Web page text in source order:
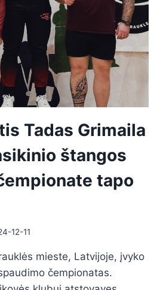
Tadas Grimaila
štangos
tapo
12-11
mieste, Latvijoje, įvyko
čempionatas.